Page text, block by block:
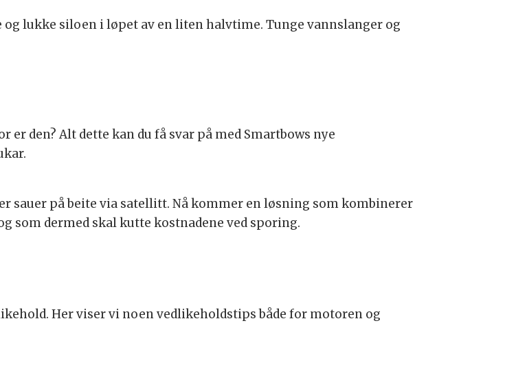
og lukke siloen i løpet av en liten halvtime. Tunge vannslanger og
er den? Alt dette kan du få svar på med Smartbows nye
sauer på beite via satellitt. Nå kommer en løsning som kombinerer
som dermed skal kutte kostnadene ved sporing.
Her viser vi noen vedlikeholdstips både for motoren og